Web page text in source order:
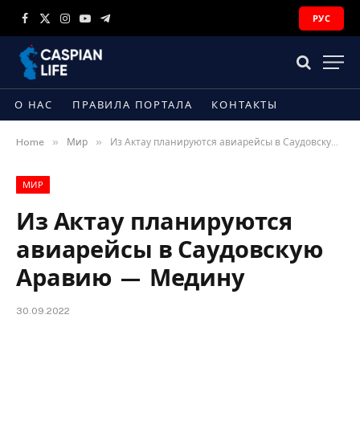
Facebook
X
Instagram
YouTubeTelegram
РУС
О НАС ПРАВИЛА ПОРТАЛА КОНТАКТЫ
Home » Мир » Из Актау планируются авиарейсы в Саудовскую Аравию — Медину
МИР
Из Актау планируются
авиарейсы в Саудовскую
Аравию — Медину
30.09.2022